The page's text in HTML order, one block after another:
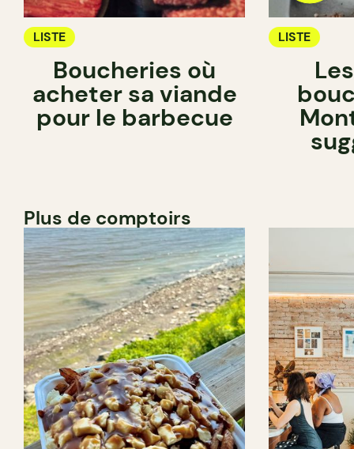
LISTE
Boucheries où
acheter sa viande
pour le barbecue
LISTE
Plus de comptoirs